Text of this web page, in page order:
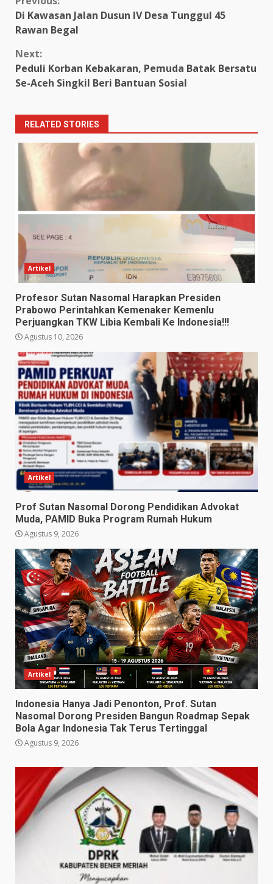
Continue
Reading
Di Kawasan Jalan Dusun IV Desa Tunggul 45
Rawan Begal
Next:
Peduli Korban Kebakaran, Pemuda Batak Bersatu
Se-Aceh Singkil Beri Bantuan Sosial
RELATED STORIES
Artikel
Profesor Sutan Nasomal Harapkan Presiden
Prabowo Perintahkan Kemenaker Kemenlu
Perjuangkan TKW Libia Kembali Ke Indonesia!!!
Agustus 10, 2026
Artikel
Prof Sutan Nasomal Dorong Pendidikan Advokat
Muda, PAMID Buka Program Rumah Hukum
Agustus 9, 2026
Artikel
Indonesia Hanya Jadi Penonton, Prof. Sutan
Nasomal Dorong Presiden Bangun Roadmap Sepak
Bola Agar Indonesia Tak Terus Tertinggal
Agustus 9, 2026